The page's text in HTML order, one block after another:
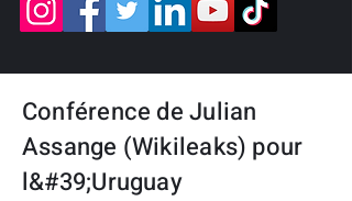
Conférence de Julian
Assange (Wikileaks) pour
l&#39;Uruguay